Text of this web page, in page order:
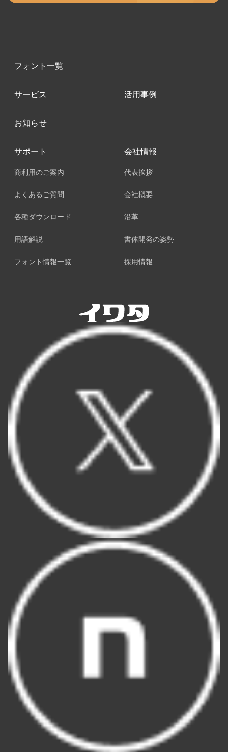
フォント一覧
サービス 活用事例
お知らせ
サポート
商利用のご案内
よくあるご質問
各種ダウンロード
用語解説
フォント情報一覧
会社情報
代表挨拶
会社概要
沿革
書体開発の姿勢
採用情報